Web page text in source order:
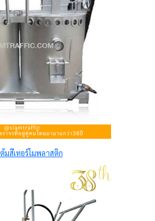
มสีเทอร์โมพลาสติก